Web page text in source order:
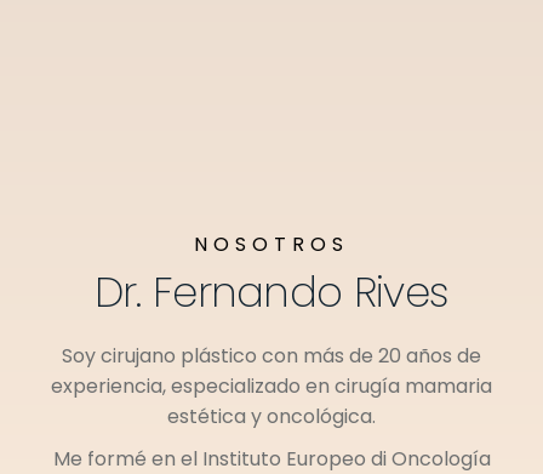
NOSOTROS
Dr. Fernando Rives
Soy cirujano plástico con más de 20 años de
experiencia, especializado en cirugía mamaria
estética y oncológica.
Me formé en el Instituto Europeo di Oncología